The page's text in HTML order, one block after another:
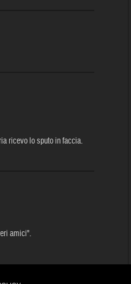
ricevo lo sputo in faccia.
amici".